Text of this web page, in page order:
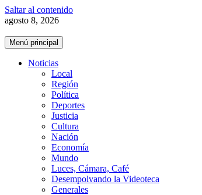
Saltar al contenido
agosto 8, 2026
Menú principal
Noticias
Local
Región
Política
Deportes
Justicia
Cultura
Nación
Economía
Mundo
Luces, Cámara, Café
Desempolvando la Videoteca
Generales